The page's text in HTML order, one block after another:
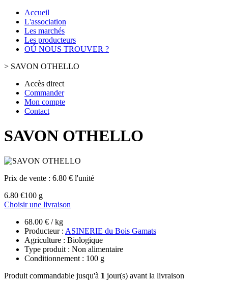
Accueil
L'association
Les marchés
Les producteurs
OÚ NOUS TROUVER ?
> SAVON OTHELLO
Accès direct
Commander
Mon compte
Contact
SAVON OTHELLO
Prix de vente : 6.80 € l'unité
6.80 €100 g
Choisir une livraison
68.00 € / kg
Producteur : ASINERIE du Bois Gamats
Agriculture : Biologique
Type produit : Non alimentaire
Conditionnement : 100 g
Produit commandable jusqu'à 1 jour(s) avant la livraison